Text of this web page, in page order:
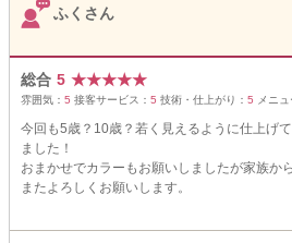
ふくさん
総合 5 ★★★★★
雰囲気： 5 接客サービス： 5 技術・仕上がり： 5 メニ
今回も5歳？10歳？若く見えるように仕上げ
ました！
おまかせでカラーもお願いしましたが家族か
またよろしくお願いします。